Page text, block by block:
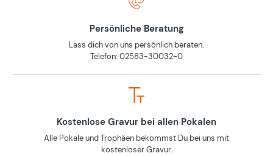
Persönliche Beratung
Lass dich von uns persönlich beraten.
Telefon: 02583-30032-0
Kostenlose Gravur bei allen Pokalen
Alle Pokale und Trophäen bekommst Du bei uns mit
kostenloser Gravur.